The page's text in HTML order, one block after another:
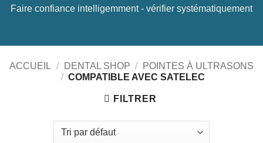
Faire confiance intelligemment - vérifier systématiquement
ACCUEIL / DENTAL SHOP /
POINTES À ULTRASONS
/ COMPATIBLE AVEC SATELEC
FILTRER